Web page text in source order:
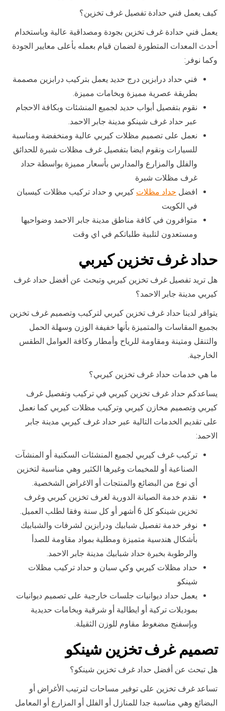
كيف يعمل فني حدادة تفصيل غرف تخزين؟
يعمل فني حدادة غرف تخزين بجودة ومصداقية عالية وباستخدام
أحدث المعدات المتطورة لضمان قيام بعمله بأعلى معايير الجودة
وكما نوفر:
فني حداد درابزين درج حديد يعمل بتركيب درابزين مصممة
بطريقة عصرية مميزة وبخامات مميزة.
نقوم بتفصيل أبواب حديد لجميع المنشئات وبكافة الاحجام
عبر حداد غرف شينكو مدينة جابر الاحمد.
نعمل على تصميم مظلات كيربي عالية ومنخفضة ومناسبة
للسيارات ونقوم ايضا بتفصيل غرف مظلات شبرة للحدائق
والفلل والمزارع والمدارس بأسعار مميزة بواسطة حداد
غرف مظلات شبرة
افضل حداد مظلات كيربي و حداد تركيب مظلات كيسبان
في الكويت
متوافرون في كافة مناطق مدينة جابر الاحمد وضواحيها
ومستعدون لتلبية طلباتكم في اي وقت
حداد غرف تخزين كيربي
هل تريد تفصيل غرف تخزين كيربي وتبحث عن أفضل حداد غرف
كيربي مدينة جابر الاحمد؟
يتوافر لدينا حداد غرف تخزين كيربي لتركيب وتصميم غرف تخزين
بجميع المقاسات والمتميزة بأنها خفيفة الوزن وسهلة الحمل
والتنقل ومتينة ومقاومة للرياح وأمطار وكافة العوامل الطقس
الخارجية.
ما هي خدمات حداد غرف تخزين كيربي؟
يساعدكم حداد غرف تخزين كيربي في تركيب وتفصيل غرف
كيربي وتصميم مخازن كيربي وتركيب مظلات كيربي كما نعمل
على تقديم الخدمات التالية عبر حداد غرف كيربي مدينة جابر
الاحمد:
تركيب غرف كيربي لجميع المنشئات السكنية أو المنشآت
الصناعية أو للمخيمات وغيرها الكثير وهي مناسبة لتخزين
أي نوع من البضائع والمنتجات أو الاغراض الشخصية.
نقدم خدمة الصيانة الدورية لغرف تخزين كيربي وغرف
تخزين شينكو كل 6 أشهر أو كل سنة وفقا لطلب العميل.
نوفر خدمة تفصيل شبابيك ودرابزين لشرفات والشبابيك
بأشكال هندسية متميزة ومطلية بمواد مقاومة للصدأ
والرطوبة بخبرة حداد شبابيك مدينة جابر الاحمد.
حداد مظلات كيربي وكي سبان و حداد تركيب مظلات
شينكو
يعمل حداد ديوانيات جلسات خارجية على تصميم ديوانيات
بموديلات تركية أو ايطالية أو شرقية وبخامات حديدية
وبإسفنج مضغوط مقاوم للوزن الثقيلة.
تصميم غرف تخزين شينكو
هل تبحث عن أفضل حداد غرف تخزين شينكو؟
تساعد غرف تخزين على توفير مساحات لترتيب الأغراض أو
البضائع وهي مناسبة جدا للمنازل أو الفلل أو المزارع أو المعامل